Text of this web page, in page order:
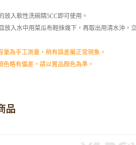
放入軟性洗碗精5CC即可使用。
放入水中用菜瓜布輕抹幾下，再取出用清水沖，
量為手工測量，稍有誤差屬正常現象。
色略有偏差，請以實品顏色為準。
品